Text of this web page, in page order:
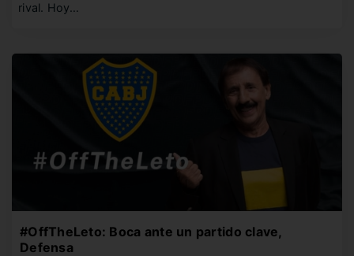
rival. Hoy…
#OffTheLeto: Boca ante un partido clave,
Defensa